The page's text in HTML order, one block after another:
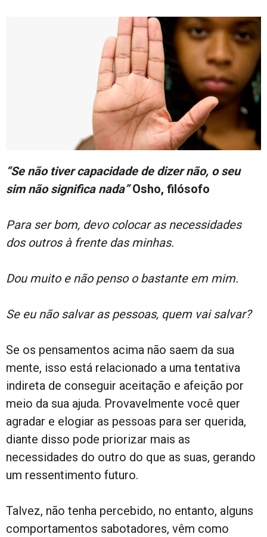
“Se não tiver capacidade de dizer não, o seu
sim não significa nada”Osho, filósofo
Para ser bom, devo colocar as necessidades
dos outros à frente das minhas.
Dou muito e não penso o bastante em mim.
Se eu não salvar as pessoas, quem vai salvar?
Se os pensamentos acima não saem da sua
mente, isso está relacionado a uma tentativa
indireta de conseguir aceitação e afeição por
meio da sua ajuda. Provavelmente você quer
agradar e elogiar as pessoas para ser querida,
diante disso pode priorizar mais as
necessidades do outro do que as suas, gerando
um ressentimento futuro.
Talvez, não tenha percebido, no entanto, alguns
comportamentos sabotadores, vêm como